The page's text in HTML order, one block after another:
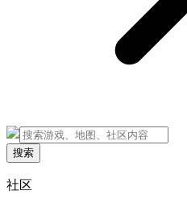
搜索
社区